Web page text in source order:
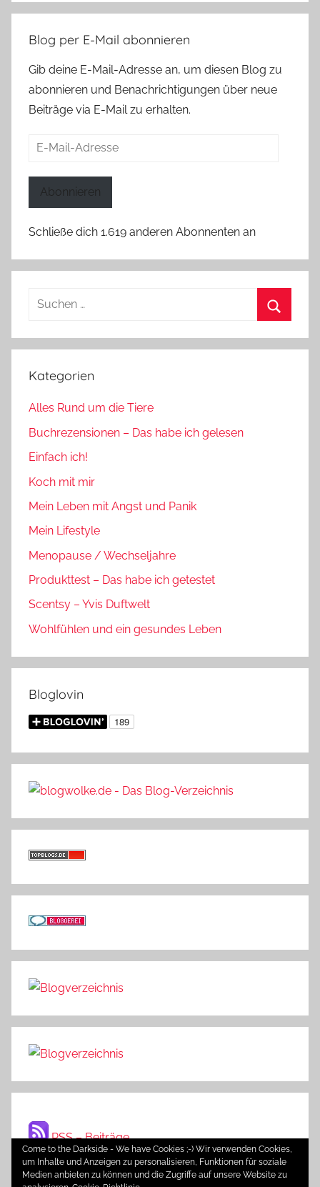
Blog per E-Mail abonnieren
Gib deine E-Mail-Adresse an, um diesen Blog zu
abonnieren und Benachrichtigungen über neue
Beiträge via E-Mail zu erhalten.
E-
Abonnieren
Schließe dich 1.619 anderen Abonnenten an
Suchen
Kategorien
Alles Rund um die Tiere
Buchrezensionen – Das habe ich gelesen
Einfach ich!
Koch mit mir
Mein Leben mit Angst und Panik
Mein Lifestyle
Menopause / Wechseljahre
Produkttest – Das habe ich getestet
Scentsy – Yvis Duftwelt
Wohlfühlen und ein gesundes Leben
Bloglovin
RSS – Beiträge
Come to the Darkside - We have Cookies ;-) Wir verwenden Cookies,
um Inhalte und Anzeigen zu personalisieren, Funktionen für soziale
Medien anbieten zu können und die Zugriffe auf unsere Website zu